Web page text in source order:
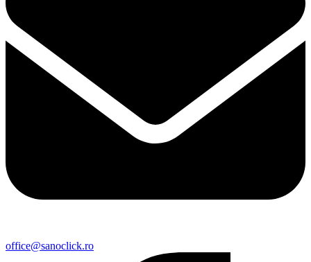
office@sanoclick.ro